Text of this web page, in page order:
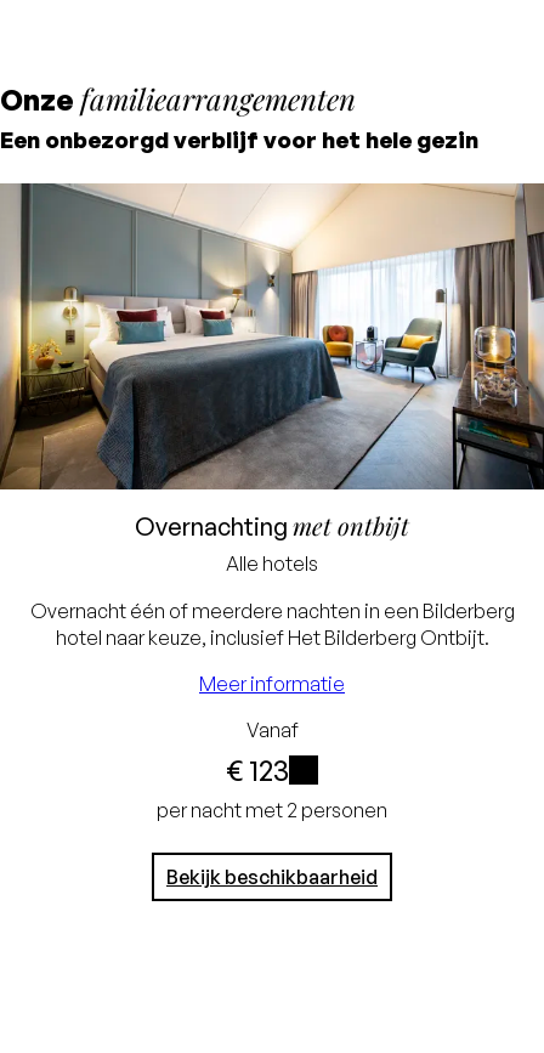
Onze familiearrangementen
Een onbezorgd verblijf voor het hele gezin
Overnachting met ontbijt
Alle hotels
Overnacht één of meerdere nachten in een Bilderberg
hotel naar keuze, inclusief Het Bilderberg Ontbijt.
Meer informatie
Vanaf
€ 123
i
Laagste prijsgarantie
Gratis annuleren tot 24
Geen creditcard nodig, u
betaalt in het hotel
per nacht met 2 personen
Bekijk beschikbaarheid